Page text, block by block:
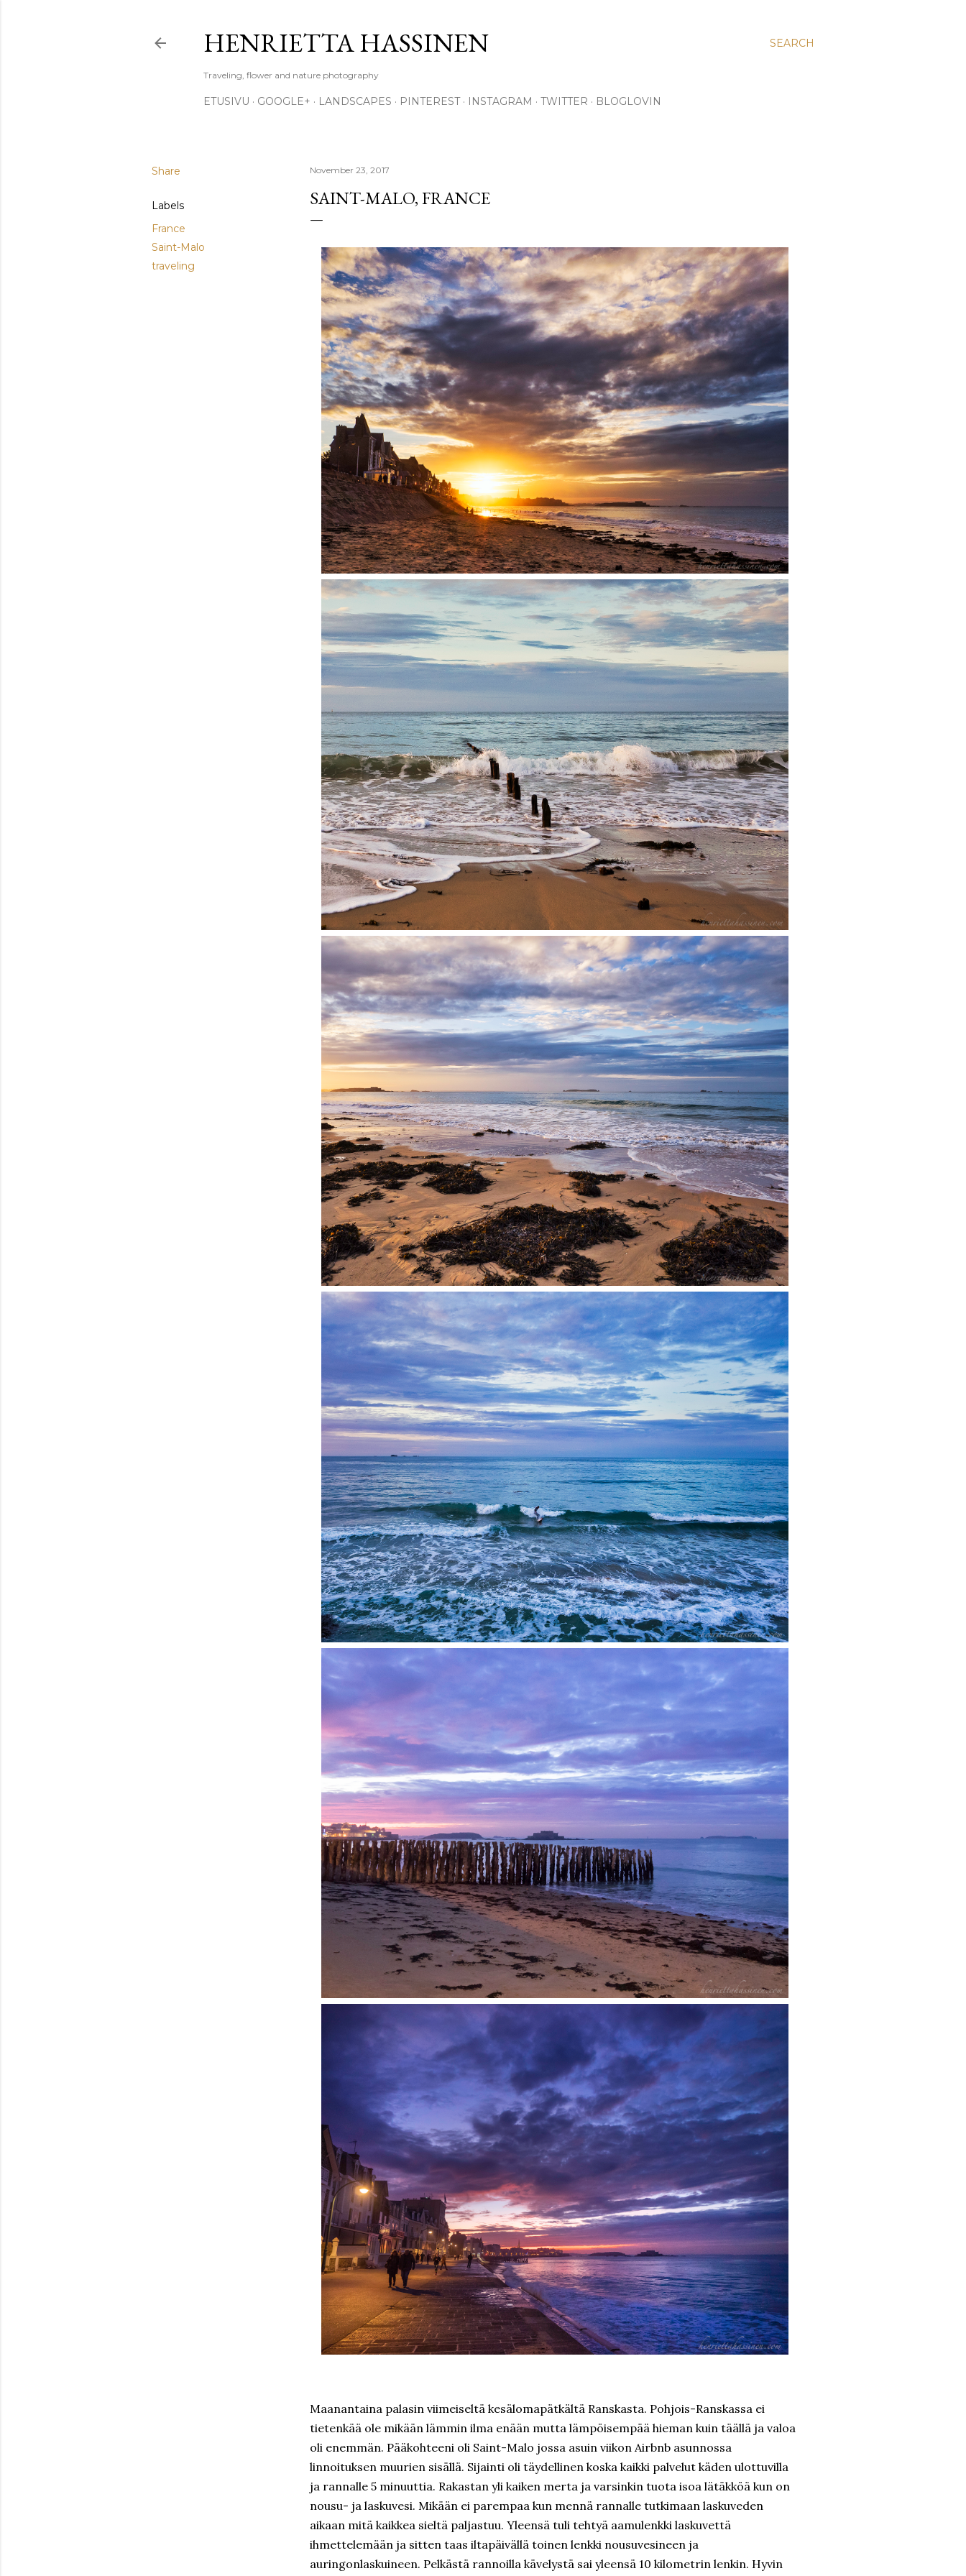
SEARCH
HENRIETTA HASSINEN
Traveling, flower and nature photography
ETUSIVU GOOGLE+ LANDSCAPES PINTEREST INSTAGRAM TWITTER BLOGLOVIN
Share
Labels
France
Saint-Malo
traveling
November 23, 2017
SAINT-MALO, FRANCE
Maanantaina palasin viimeiseltä kesälomapätkältä Ranskasta. Pohjois-Ranskassa ei
tietenkää ole mikään lämmin ilma enään mutta lämpöisempää hieman kuin täällä ja valoa
oli enemmän. Pääkohteeni oli Saint-Malo jossa asuin viikon Airbnb asunnossa
linnoituksen muurien sisällä. Sijainti oli täydellinen koska kaikki palvelut käden ulottuvilla
ja rannalle 5 minuuttia. Rakastan yli kaiken merta ja varsinkin tuota isoa lätäkköä kun on
nousu- ja laskuvesi. Mikään ei parempaa kun mennä rannalle tutkimaan laskuveden
aikaan mitä kaikkea sieltä paljastuu. Yleensä tuli tehtyä aamulenkki laskuvettä
ihmettelemään ja sitten taas iltapäivällä toinen lenkki nousuvesineen ja
auringonlaskuineen. Pelkästä rannoilla kävelystä sai yleensä 10 kilometrin lenkin. Hyvin